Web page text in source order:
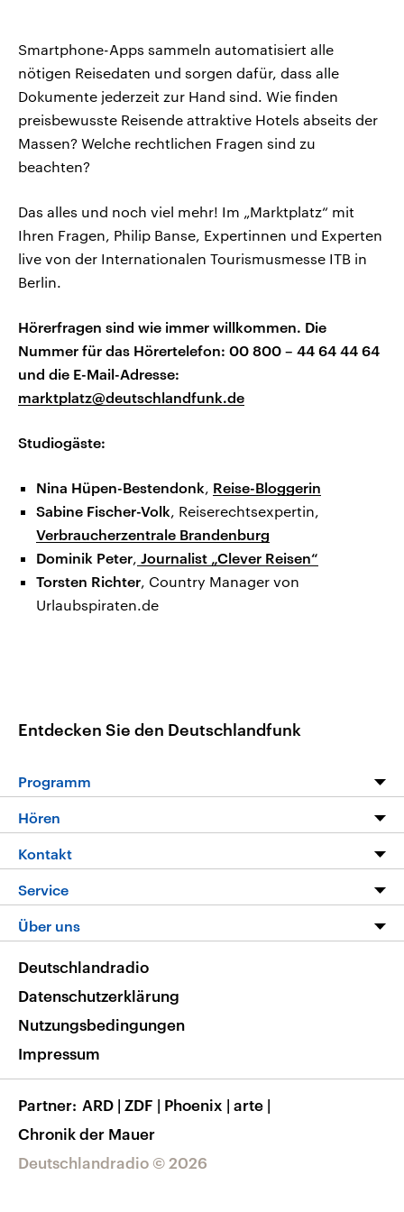
Smartphone-Apps sammeln automatisiert alle
nötigen Reisedaten und sorgen dafür, dass alle
Dokumente jederzeit zur Hand sind. Wie finden
preisbewusste Reisende attraktive Hotels abseits der
Massen? Welche rechtlichen Fragen sind zu
beachten?
Das alles und noch viel mehr! Im „Marktplatz“ mit
Ihren Fragen, Philip Banse, Expertinnen und Experten
live von der Internationalen Tourismusmesse ITB in
Berlin.
Hörerfragen sind wie immer willkommen. Die
Nummer für das Hörertelefon: 00 800 – 44 64 44 64
und die E-Mail-Adresse:
marktplatz@deutschlandfunk.de
Studiogäste:
Nina Hüpen-Bestendonk, Reise-Bloggerin
Sabine Fischer-Volk, Reiserechtsexpertin,
Verbraucherzentrale Brandenburg
Dominik Peter, Journalist „Clever Reisen“
Torsten Richter, Country Manager von
Urlaubspiraten.de
Entdecken Sie den Deutschlandfunk
Programm
Programm
Die Nachrichten
Nachrichtenleicht
Neue Beiträge auf dlf.de
Hören
Livestream
Podcasts
Deutschlandfunk App
Nachrichten App
Frequenzen
Kontakt
Hörerservice
Service
FAQ
Veranstaltungen
Musikliste
RSS
Über uns
Barrierefreiheit
Deutschlandradio © 2026
Deutschlandradio
Datenschutzerklärung
Nutzungsbedingungen
Impressum
Partner ARD | ZDF | Phoenix | arte |
Chronik der Mauer